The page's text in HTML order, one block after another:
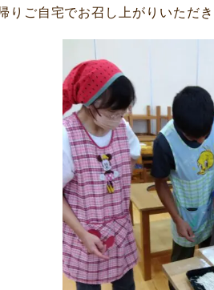
りご自宅でお召し上がりいただき